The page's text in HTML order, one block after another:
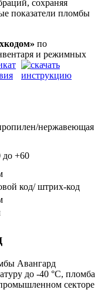
сохраняя
показатели пломбы
по
и режимных
нержавеющая
до +60
код/ штрих-код
Авангард
до -40 °C, пломба
секторе